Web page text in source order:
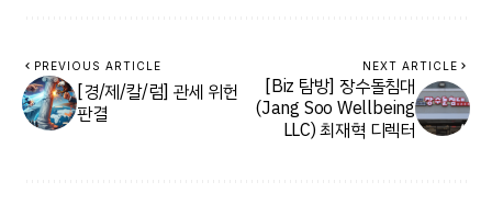
PREVIOUS ARTICLE
[경/제/칼/럼] 관세 위헌
판결
NEXT ARTICLE
[Biz 탐방] 장수돌침대
(Jang Soo Wellbeing
LLC) 최재혁 디렉터